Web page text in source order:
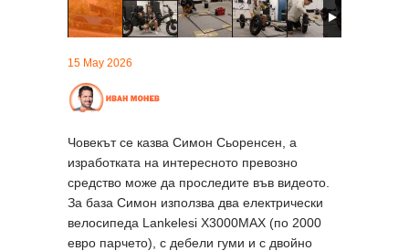
15 May 2026
Човекът се казва Симон Сьоренсен, а
изработката на интересното превозно
средство може да проследите във видеото.
За база Симон използва два електрически
велосипеда Lankelesi X3000MAX (по 2000
евро парчето), с дебели гуми и с двойно